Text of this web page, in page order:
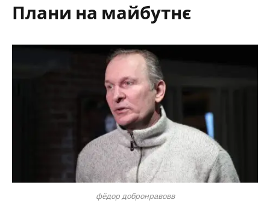
Плани на майбутнє
фёдор добронравовв